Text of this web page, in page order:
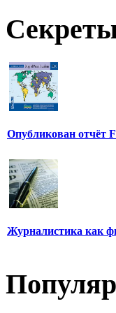
Опубликован отчёт
Журналистика как